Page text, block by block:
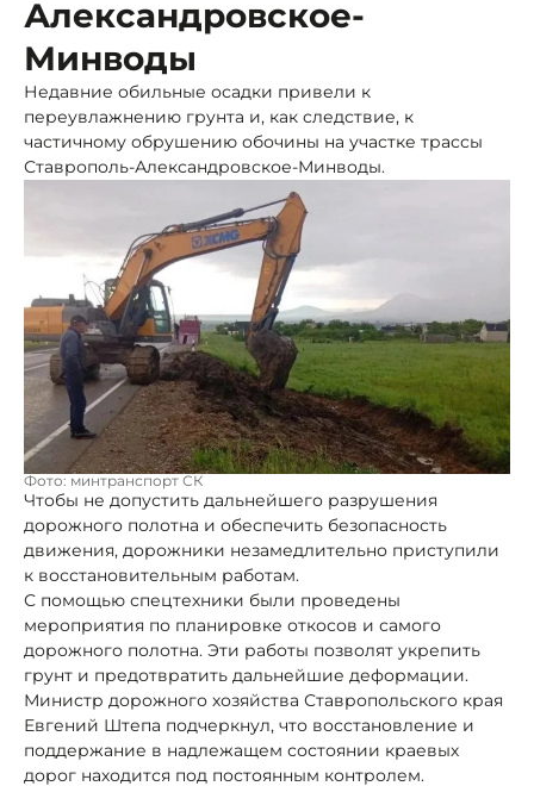
Александровское-
Минводы
Недавние обильные осадки привели к
переувлажнению грунта и, как следствие, к
частичному обрушению обочины на участке трассы
Ставрополь-Александровское-Минводы.
Фото: минтранспорт СК
Чтобы не допустить дальнейшего разрушения
дорожного полотна и обеспечить безопасность
движения, дорожники незамедлительно приступили
к восстановительным работам.
С помощью спецтехники были проведены
мероприятия по планировке откосов и самого
дорожного полотна. Эти работы позволят укрепить
грунт и предотвратить дальнейшие деформации.
Министр дорожного хозяйства Ставропольского края
Евгений Штепа подчеркнул, что восстановление и
поддержание в надлежащем состоянии краевых
дорог находится под постоянным контролем.